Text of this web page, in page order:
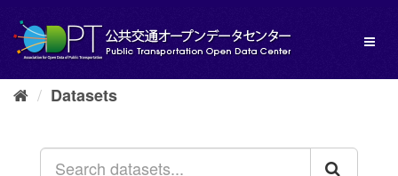
content
Datasets